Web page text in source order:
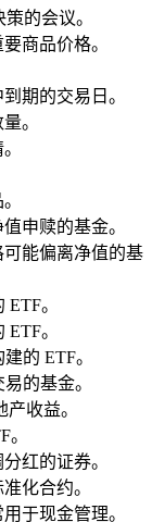
的会议。
商品价格。
期的交易日。
。
申赎的基金。
能偏离净值的基
。
。
的 ETF。
的基金。
收益。
红的证券。
化合约。
于现金管理。